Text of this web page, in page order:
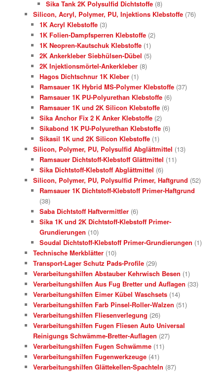
Sika Tank 2K Polysulfid Dichtstoffe (8)
Silicon, Acryl, Polymer, PU, Injektions Klebstoffe (76)
1K Acryl Klebstoffe (3)
1K Folien-Dampfsperren Klebstoffe (2)
1K Neopren-Kautschuk Klebstoffe (1)
2K Ankerkleber Siebhülsen-Dübel (5)
2K Injektionsmörtel-Ankerkleber (8)
Hagos Dichtschnur 1K Kleber (1)
Ramsauer 1K Hybrid MS-Polymer Klebstoffe (37)
Ramsauer 1K PU-Polyurethan Klebstoffe (6)
Ramsauer 1K und 2K Silicon Klebstoffe (6)
Sika Anchor Fix 2 K Anker Klebstoffe (2)
Sikabond 1K PU-Polyurethan Klebstoffe (6)
Sikasil 1K und 2K Silicon Klebstoffe (1)
Silicon, Polymer, PU, Polysulfid Abglättmittel (13)
Ramsauer Dichtstoff-Klebstoff Glättmittel (11)
Sika Dichtstoff-Klebstoff Abglättmittel (6)
Silicon, Polymer, PU, Polysulfid Primer, Haftgrund (52)
Ramsauer 1K Dichtstoff-Klebstoff Primer-Haftgrund
(38)
Saba Dichtstoff Haftvermittler (6)
Sika 1K und 2K Dichtstoff-Klebstoff Primer-
Grundierungen (10)
Soudal Dichtstoff-Klebstoff Primer-Grundierungen (1)
Technische Merkblätter (10)
Transport-Lager Schutz Pads-Profile (29)
Verarbeitungshilfen Abstauber Kehrwisch Besen (1)
Verarbeitungshilfen Aus Fug Bretter und Auflagen (33)
Verarbeitungshilfen Eimer Kübel Waschsets (14)
Verarbeitungshilfen Farb Pinsel-Roller-Walzen (51)
Verarbeitungshilfen Fliesenverlegung (26)
Verarbeitungshilfen Fugen Fliesen Auto Universal
Reinigungs Schwämme-Bretter-Auflagen (27)
Verarbeitungshilfen Fugen Schwämme (11)
Verarbeitungshilfen Fugenwerkzeuge (41)
Verarbeitungshilfen Glättekellen-Spachteln (87)